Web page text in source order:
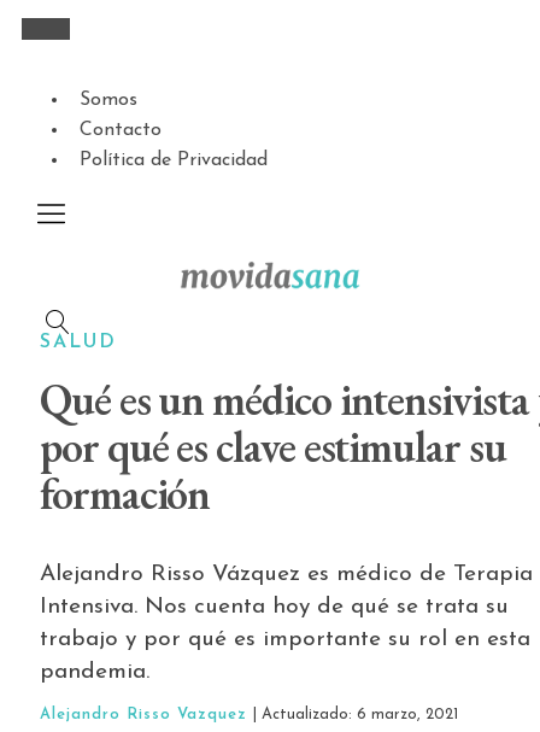
Somos
Contacto
Política de Privacidad
SALUD
Qué es un médico intensivista
por qué es clave estimular su
formación
Alejandro Risso Vázquez es médico de Terapia
Intensiva. Nos cuenta hoy de qué se trata su
trabajo y por qué es importante su rol en esta
pandemia.
Alejandro Risso Vazquez | Actualizado: 6 marzo, 2021